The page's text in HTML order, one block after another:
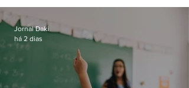
residências de luxo no Rio
Jornal Daki
há 2 dias